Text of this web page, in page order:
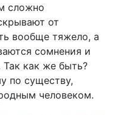
сложно
от
вообще тяжело, а
сомнения и
Так как же быть?
по существу,
человеком.